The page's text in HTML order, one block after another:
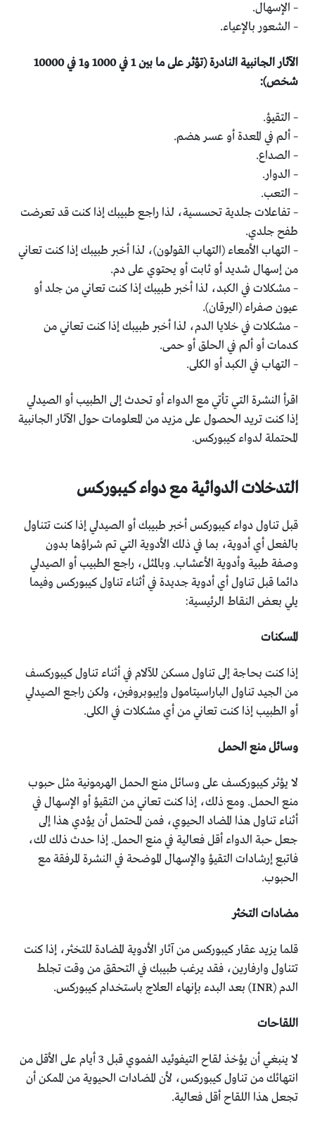
– الإسهال.
– الشعور بالإعياء.
الآثار الجانبية النادرة (تؤثر على ما بين 1 في 1000 و1 في 10000
شخص):
– التقيؤ.
– ألم في المعدة أو عسر هضم.
– الصداع.
– الدوار.
– التعب.
– تفاعلات جلدية تحسسية، لذا راجع طبيبك إذا كنت قد تعرضت
طفح جلدي.
– التهاب الأمعاء (التهاب القولون)، لذا أخبر طبيبك إذا كنت تعاني
من إسهال شديد أو ثابت أو يحتوي على دم.
– مشكلات في الكبد، لذا أخبر طبيبك إذا كنت تعاني من جلد أو
عيون صفراء (اليرقان).
– مشكلات في خلايا الدم، لذا أخبر طبيبك إذا كنت تعاني من
كدمات أو ألم في الحلق أو حمى.
– التهاب في الكبد أو الكلى.
اقرأ النشرة التي تأتي مع الدواء أو تحدث إلى الطبيب أو الصيدلي
إذا كنت تريد الحصول على مزيد من المعلومات حول الآثار الجانبية
المحتملة لدواء كيبوركس.
التدخلات الدوائية مع دواء كيبوركس
قبل تناول دواء كيبوركس أخبر طبيبك أو الصيدلي إذا كنت تتناول
بالفعل أي أدوية، بما في ذلك الأدوية التي تم شراؤها بدون
وصفة طبية وأدوية الأعشاب. وبالمثل، راجع الطبيب أو الصيدلي
دائما قبل تناول أي أدوية جديدة في أثناء تناول كيبوركس وفيما
يلي بعض النقاط الرئيسية:
المسكنات
إذا كنت بحاجة إلى تناول مسكن للآلام في أثناء تناول كيبوركسف
من الجيد تناول الباراسيتامول وإيبوبروفين، ولكن راجع الصيدلي
أو الطبيب إذا كنت تعاني من أي مشكلات في الكلى.
وسائل منع الحمل
لا يؤثر كيبوركسف على وسائل منع الحمل الهرمونية مثل حبوب
منع الحمل. ومع ذلك، إذا كنت تعاني من التقيؤ أو الإسهال في
أثناء تناول هذا المضاد الحيوي، فمن المحتمل أن يؤدي هذا إلى
جعل حبة الدواء أقل فعالية في منع الحمل. إذا حدث ذلك لك،
فاتبع إرشادات التقيؤ والإسهال الموضحة في النشرة المرفقة مع
الحبوب.
مضادات التخثر
قلما يزيد عقار كيبوركس من آثار الأدوية المضادة للتخثر، إذا كنت
تتناول وارفارين، فقد يرغب طبيبك في التحقق من وقت تجلط
الدم (INR) بعد البدء بإنهاء العلاج باستخدام كيبوركس.
اللقاحات
لا ينبغي أن يؤخذ لقاح التيفوئيد الفموي قبل 3 أيام على الأقل من
انتهائك من تناول كيبوركس، لأن المضادات الحيوية من الممكن أن
تجعل هذا اللقاح أقل فعالية.